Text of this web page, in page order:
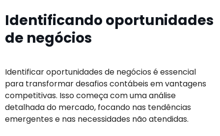
Identificando oportunidades
de negócios
Identificar oportunidades de negócios é essencial
para transformar desafios contábeis em vantagens
competitivas. Isso começa com uma análise
detalhada do mercado, focando nas tendências
emergentes e nas necessidades não atendidas.